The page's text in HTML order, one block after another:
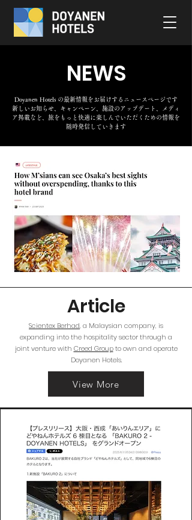
NEWS
Doyanen Hotels の最新情報をお届けするニュースページです
新しいお知らせ、キャンペーン、施設のアップデート、メディ
ア掲載など、旅をもっと快適に楽しんでいただくための情報を
随時発信していきます
Article
Scientex Berhad, a Malaysian company, is
expanding into the hospitality sector through a
joint venture with Creed Groupto own and operate
Doyanen Hotels.
View More